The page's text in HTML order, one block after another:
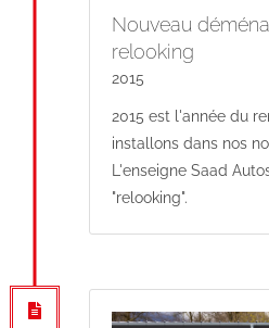
Nouveau
relooking
2015
2015 est l'année du
installons dans nos
L'enseigne Saad
"relooking".